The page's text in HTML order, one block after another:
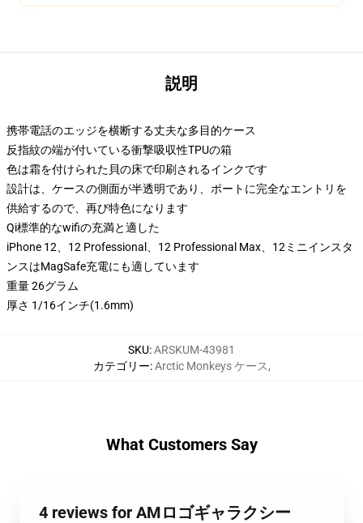
説明
携帯電話のエッジを横断する丈夫な多目的ケース
反指紋の端が付いている衝撃吸収性TPUの箱
色は霜を付けられた貝の床で印刷されるインクです
設計は、ケースの側面が半透明であり、ポートに完全なエントリを
供給するので、再び特色になります
Qi標準的なwifiの充満と適した
iPhone 12、12 Professional、12 Professional Max、12ミニインスタ
ンスはMagSafe充電にも適しています
重量 26グラム
厚さ 1/16インチ(1.6mm)
SKU:ARSKUM-43981
カテゴリー:Arctic Monkeys ケース,
What Customers Say
4 reviews for AMロゴギャラクシー